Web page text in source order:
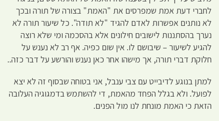
לחברי דעת אמת שמפרסים את "האמת" בצורה של תורה ובכך
לא נותנים אפשרות לאדם להגיד "לא תודה". כל שיעור תורה לא
נערך בהסתננות לישובים חילונים אלא בהסכמה ומי שלא רוצה
להגיע לשיעור – שיבושם לו. אין שום כפיה. אף רב לא נענש על
חלוקת דברי תורה, אך מישהו אחר כאן נענש והורשע על דבר כזה..
למתן בנוגע לדיבייט עם צבי ענבל, אני בטוחה שבסוף זה לא יצא
לפועל. ולא בגלל הפחד מהאמת, די להשתמש בדמגוגיה העלובה
הזאת כי האמת מונחת לנו מול הפנים.